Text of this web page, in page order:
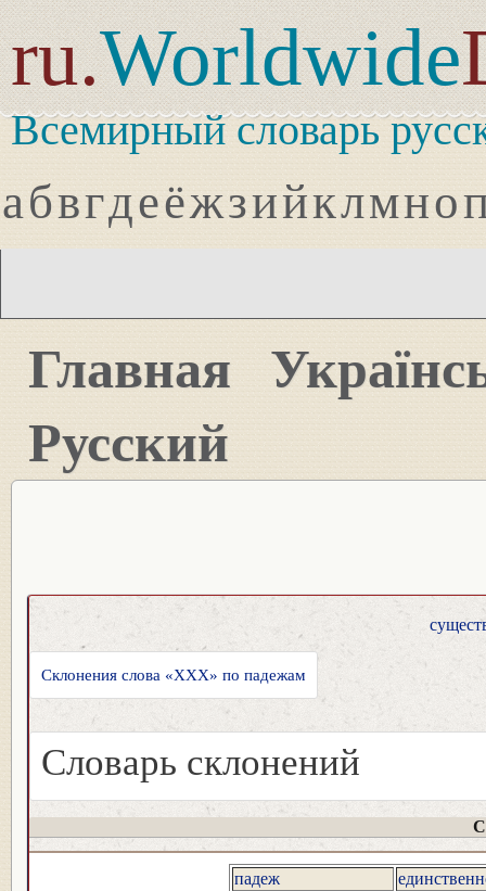
ru.Worldwide
Всемирный словарь
абвгдеёжзийклмно
Главная
Русский
Склонения слова «XXX» по падежам
Словарь склонений
падеж